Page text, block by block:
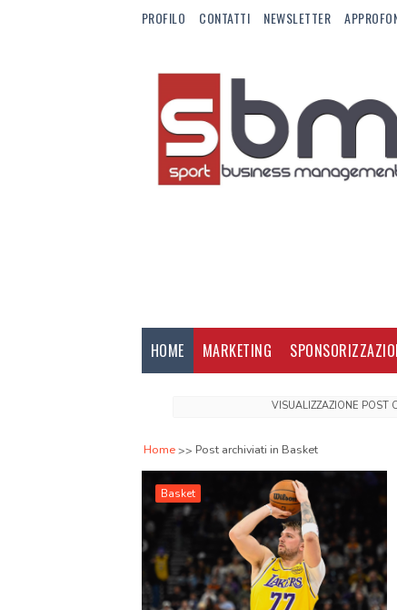
PROFILO CONTATTI NEWSLETTER
HOME MARKETING
VISUALIZZAZIONE POST
Home Post archiviati in Basket
Basket